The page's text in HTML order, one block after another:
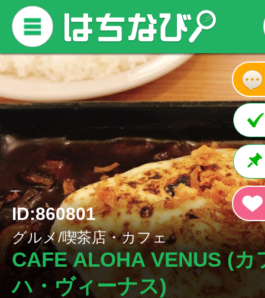
ID:860801
グルメ/喫茶店・カフェ
CAFE ALOHA VENUS (カ
ハ・ヴィーナス)